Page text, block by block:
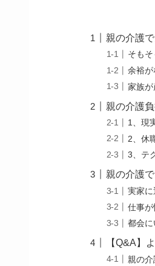
親の介護
そも
余裕
家族
親の介護
1、現
2、休
3、テ
親の介護
実家
仕事
都会
【Q&A】
親の